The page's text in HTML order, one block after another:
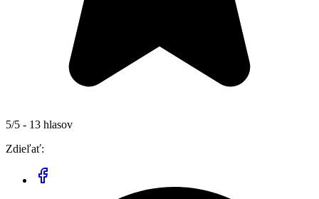
5/5 - 13 hlasov
Zdieľať: